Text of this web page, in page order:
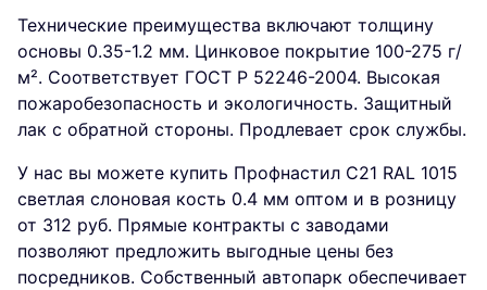
Технические преимущества включают толщину
основы 0.35-1.2 мм. Цинковое покрытие 100-275 г/
м². Соответствует ГОСТ Р 52246-2004. Высокая
пожаробезопасность и экологичность. Защитный
лак с обратной стороны. Продлевает срок службы.
У нас вы можете купить Профнастил С21 RAL 1015
светлая слоновая кость 0.4 мм оптом и в розницу
от 312 руб. Прямые контракты с заводами
позволяют предложить выгодные цены без
посредников. Собственный автопарк обеспечивает